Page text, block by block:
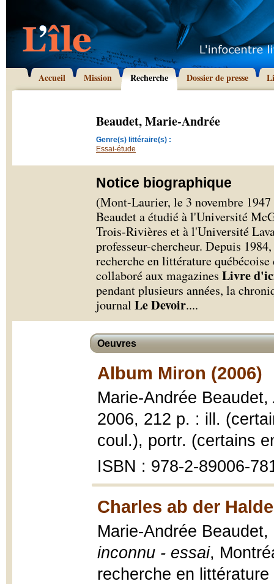
Accueil Mission Recherche Dossier de presse
Beaudet, Marie-Andrée
Genre(s) littéraire(s) :
Essai-étude
Notice biographique
(Mont-Laurier, le 3 novembre
Beaudet a étudié à l'Université
Trois-Rivières et à l'Université
professeur-chercheur. Depuis
recherche en littérature
collaboré aux magazines Livre
pendant plusieurs années, la
journal Le Devoir....
Oeuvres
Album Miron (2006)
Marie-Andrée Beaudet,
2006, 212 p. : ill.
coul.), portr. (certains
ISBN : 978-2-89006-
Charles ab der
Marie-Andrée Beaudet,
inconnu - essai,
recherche en